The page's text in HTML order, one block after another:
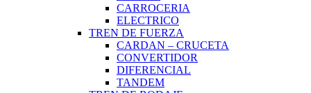
CARROCERIA
ELECTRICO
TREN DE FUERZA
CARDAN – CRUCETA
CONVERTIDOR
DIFERENCIAL
TANDEM